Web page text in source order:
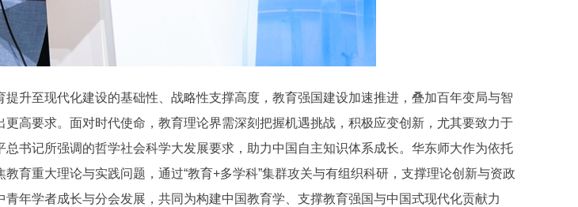
至现代化建设的基础性、战略性支撑高度，教育强国建设加速推进，叠加百年变局与智
高要求。面对时代使命，教育理论界需深刻把握机遇挑战，积极应变创新，尤其要致力于
书记所强调的哲学社会科学大发展要求，助力中国自主知识体系成长。华东师大作为依托
育重大理论与实践问题，通过“教育+多学科”集群攻关与有组织科研，支撑理论创新与资政
年学者成长与分会发展，共同为构建中国教育学、支撑教育强国与中国式现代化贡献力